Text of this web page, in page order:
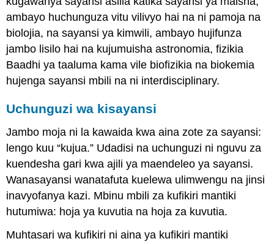
ambayo huchunguza vitu vilivyo hai na ni pamoja na
biolojia, na sayansi ya kimwili, ambayo hujifunza
jambo lisilo hai na kujumuisha astronomia, fizikia
Baadhi ya taaluma kama vile biofizikia na biokemia
hujenga sayansi mbili na ni interdisciplinary.
Uchunguzi wa kisayansi
Jambo moja ni la kawaida kwa aina zote za sayansi:
lengo kuu “kujua.” Udadisi na uchunguzi ni nguvu za
kuendesha gari kwa ajili ya maendeleo ya sayansi.
Wanasayansi wanatafuta kuelewa ulimwengu na jinsi
inavyofanya kazi. Mbinu mbili za kufikiri mantiki
hutumiwa: hoja ya kuvutia na hoja za kuvutia.
Muhtasari wa kufikiri ni aina ya kufikiri mantiki